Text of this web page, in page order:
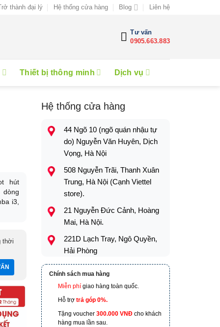
thành đại lý Hệ thống cửa hàng Blog Liên hệ
Tư vấn
0905.663.883
Thiết bị thông minh Dịch vụ
hút
dòng
i3,
thời
Hệ thống cửa hàng
44 Ngõ 10 (ngõ quán nhậu tự
do) Nguyễn Văn Huyên, Dịch
Vọng, Hà Nội
508 Nguyễn Trãi, Thanh Xuân
Trung, Hà Nội (Cạnh Viettel
store).
21 Nguyễn Đức Cảnh, Hoàng
Mai, Hà Nội.
221D Lạch Tray, Ngô Quyền,
Hải Phòng
173 Nguyễn Thái Bình,
Phường 4, Quận Tân Bình, Hồ
Chí Minh
Chính sách mua hàng
Miễn phí giao hàng toàn quốc.
Hỗ trợ trả góp 0%.
Tặng voucher 300.000 VNĐcho khách
hàng mua lần sau.